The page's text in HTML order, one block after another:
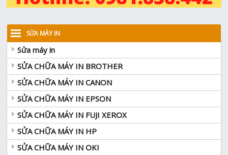
SỬA MÁY IN
Sửa máy in
SỬA CHỮA MÁY IN BROTHER
SỬA CHỮA MÁY IN CANON
SỬA CHỮA MÁY IN EPSON
SỬA CHỮA MÁY IN FUJI XEROX
SỬA CHỮA MÁY IN HP
SỬA CHỮA MÁY IN OKI